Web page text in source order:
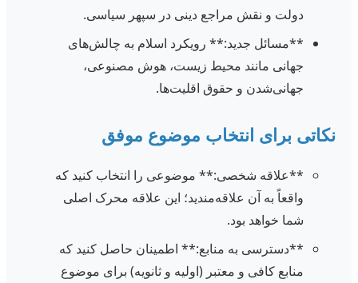
دولت و نقش مراجع دینی در سپهر سیاسی.
**مسائل جدید:** رویکرد اسلام به چالش‌های
جهانی مانند محیط زیست، هوش مصنوعی،
جهانی‌شدن و حقوق اقلیت‌ها.
نکاتی برای انتخاب موضوع موفق
**علاقه شخصی:** موضوعی را انتخاب کنید که
واقعاً به آن علاقه‌مندید؛ این علاقه محرک اصلی
شما خواهد بود.
**دسترسی به منابع:** اطمینان حاصل کنید که
منابع کافی و معتبر (اولیه و ثانویه) برای موضوع